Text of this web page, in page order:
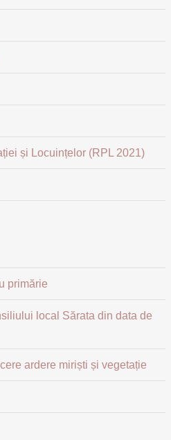
și Locuințelor (RPL 2021)
primărie
local Sărata din data de
ardere miriști și vegetație